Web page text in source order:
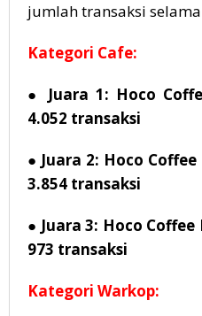
jumlah transaksi
Kategori Cafe:
● Juara 1: Hoco
4.052 transaksi
● Juara 2: Hoco
3.854 transaksi
● Juara 3: Hoco
973 transaksi
Kategori Warkop: